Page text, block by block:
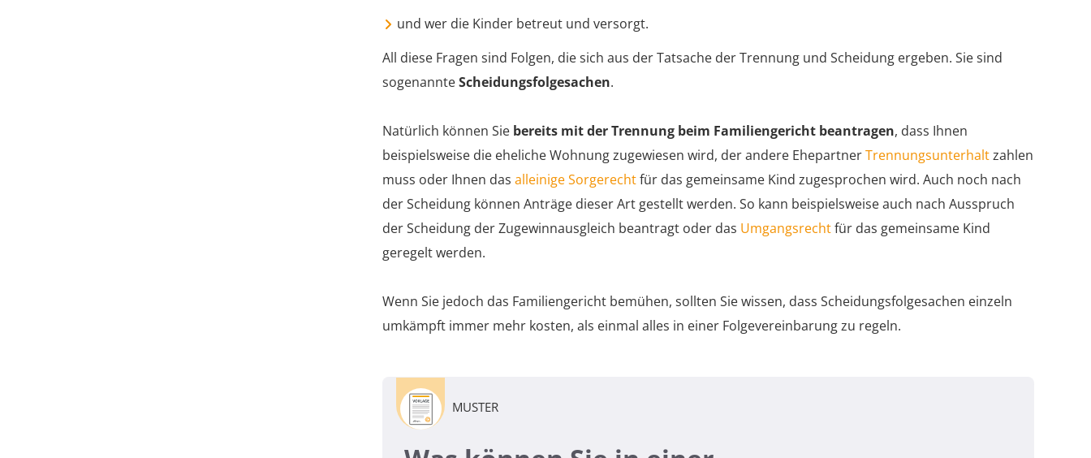
und wer die Kinder betreut und versorgt.
All diese Fragen sind Folgen, die sich aus der Tatsache der Trennung und Scheidung ergeben. Sie sind
sogenannteScheidungsfolgesachen.
Natürlich können Sie bereits mit der Trennung beim Familiengericht beantragen, dass Ihnen
beispielsweise die eheliche Wohnung zugewiesen wird, der andere EhepartnerTrennungsunterhaltzahlen
muss oder Ihnen dasalleinige Sorgerechtfür das gemeinsame Kind zugesprochen wird. Auch noch nach
der Scheidung können Anträge dieser Art gestellt werden. So kann beispielsweise auch nach Ausspruch
der Scheidung der Zugewinnausgleich beantragt oder das Umgangsrechtfür das gemeinsame Kind
geregelt werden.
Wenn Sie jedoch das Familiengericht bemühen, sollten Sie wissen, dass Scheidungsfolgesachen einzeln
umkämpft immer mehr kosten, als einmal alles in einer Folgevereinbarung zu regeln.
MUSTER